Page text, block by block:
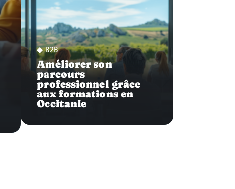
B2B
Améliorer son
parcours
professionnel grâce
aux formations en
Occitanie